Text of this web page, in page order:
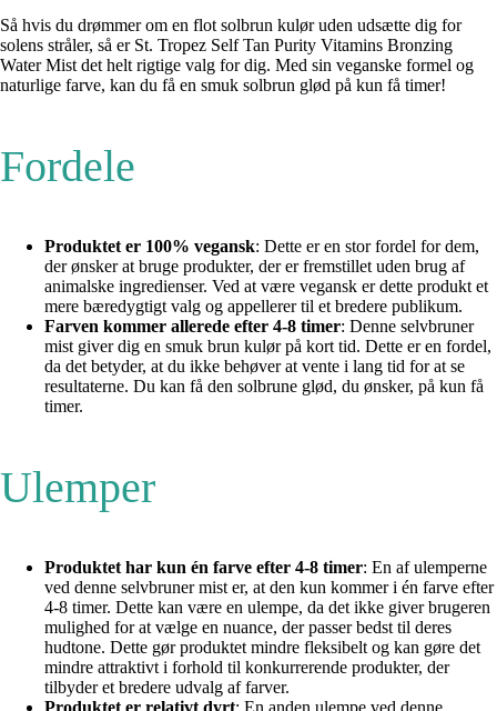
Så hvis du drømmer om en flot solbrun kulør uden udsætte dig for
solens stråler, så er St. Tropez Self Tan Purity Vitamins Bronzing
Water Mist det helt rigtige valg for dig. Med sin veganske formel og
naturlige farve, kan du få en smuk solbrun glød på kun få timer!
Fordele
Produktet er 100% vegansk: Dette er en stor fordel for dem,
der ønsker at bruge produkter, der er fremstillet uden brug af
animalske ingredienser. Ved at være vegansk er dette produkt et
mere bæredygtigt valg og appellerer til et bredere publikum.
Farven kommer allerede efter 4-8 timer: Denne selvbruner
mist giver dig en smuk brun kulør på kort tid. Dette er en fordel,
da det betyder, at du ikke behøver at vente i lang tid for at se
resultaterne. Du kan få den solbrune glød, du ønsker, på kun få
timer.
Ulemper
Produktet har kun én farve efter 4-8 timer: En af ulemperne
ved denne selvbruner mist er, at den kun kommer i én farve efter
4-8 timer. Dette kan være en ulempe, da det ikke giver brugeren
mulighed for at vælge en nuance, der passer bedst til deres
hudtone. Dette gør produktet mindre fleksibelt og kan gøre det
mindre attraktivt i forhold til konkurrerende produkter, der
tilbyder et bredere udvalg af farver.
Produktet er relativt dyrt: En anden ulempe ved denne